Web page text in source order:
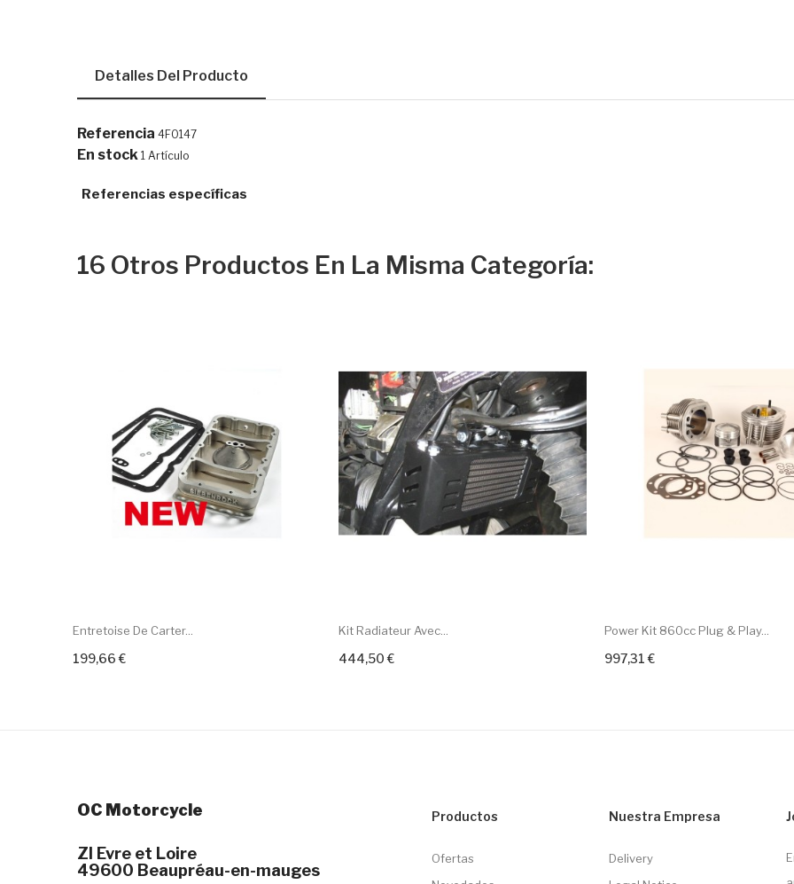
Detalles Del Producto
Referencia 4F0147
En stock 1 Artículo
Referencias específicas
16 Otros Productos En La Misma Categoría:
Entretoise De Carter...
199,66 €
Kit Radiateur Avec...
444,50 €
+ Add To Cart
Power Kit 860cc Plug & Play...
997,31 €
+ Add To Cart
OC Motorcycle
ZI Evre et Loire
49600 Beaupréau-en-mauges
Productos
Ofertas
Nuestra Empresa
Delivery